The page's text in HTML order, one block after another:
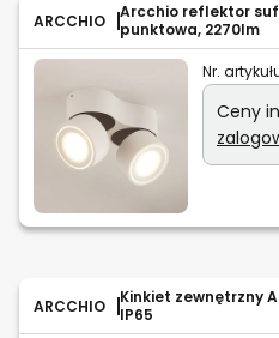
ARCCHIO
Arcchio reflektor
punktowa, 2270lm
Nr.
Ceny
ARCCHIO
Kinkiet zewnętrzny
IP65